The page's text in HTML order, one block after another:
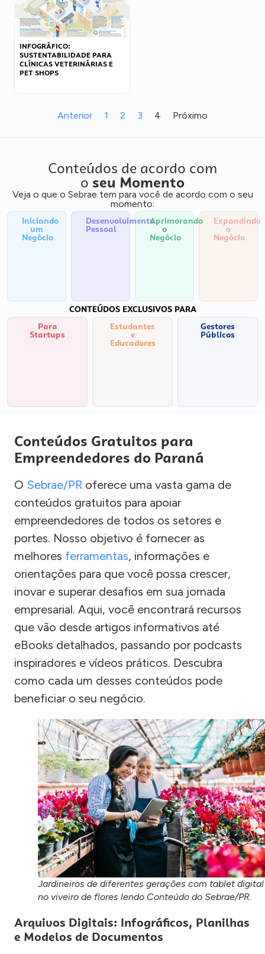
INFOGRÁFICO:
SUSTENTABILIDADE PARA
CLÍNICAS VETERINÁRIAS E
PET SHOPS
Anterior 1 2 3 4 Próximo
Conteúdos de acordo com
o seu Momento
Veja o que o Sebrae tem para você de acordo com o seu
momento:
Iniciando
um
Negócio
Desenvolvimento
Pessoal
Aprimorando
o
Negócio
Expandindo
o
Negócio
CONTEÚDOS EXCLUSIVOS PARA
Para
Startups
Estudantes
e
Educadores
Gestores
Públicos
Conteúdos Gratuitos para
Empreendedores do Paraná
O Sebrae/PR oferece uma vasta gama de
conteúdos gratuitos para apoiar
empreendedores de todos os setores e
portes. Nosso objetivo é fornecer as
melhores ferramentas, informações e
orientações para que você possa crescer,
inovar e superar desafios em sua jornada
empresarial. Aqui, você encontrará recursos
que vão desde artigos informativos até
eBooks detalhados, passando por podcasts
inspiradores e vídeos práticos. Descubra
como cada um desses conteúdos pode
beneficiar o seu negócio.
Jardineiros de diferentes gerações com tablet digital
no viveiro de flores lendo Conteúdo do Sebrae/PR.
Arquivos Digitais: Infográficos, Planilhas
e Modelos de Documentos